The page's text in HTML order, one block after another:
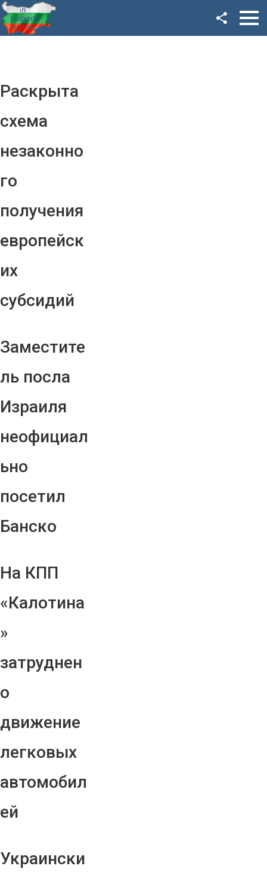
Раскрыта
схема
незаконно
го
получения
европейск
их
субсидий
Заместите
ль посла
Израиля
неофициал
ьно
посетил
Банско
На КПП
«Калотина
»
затруднен
о
движение
легковых
автомобил
ей
Украински